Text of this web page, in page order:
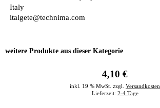
Italy
italgete@technima.com
weitere Produkte aus dieser Kategorie
4,10 €
inkl. 19 % MwSt. zzgl. Versandkosten
Lieferzeit: 2-4 Tage